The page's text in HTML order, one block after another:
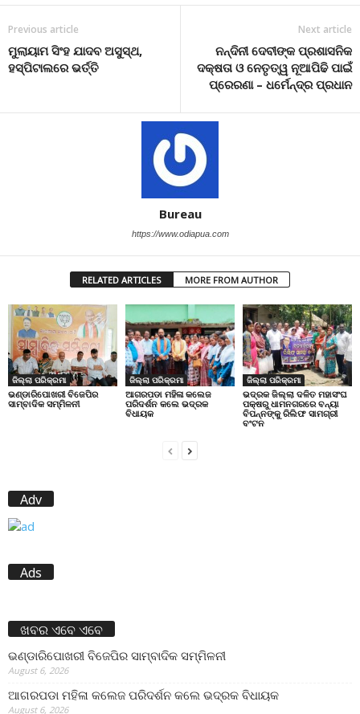
Previous article
ମୁଲାୟାମ ସିଂହ ଯାଦବ ଅସୁସ୍ଥ,
ହସ୍ପିଟାଲରେ ଭର୍ତ୍ତି
Next article
ନନ୍ଦିନୀ ଦେବୀଙ୍କ ପ୍ରଶାସନିକ
ଦକ୍ଷତା ଓ ନେତୃତ୍ୱ ନୂଆପିଢି ପାଇଁ
ପ୍ରେରଣା – ଧର୍ମେନ୍ଦ୍ର ପ୍ରଧାନ
Bureau
https://www.odiapua.com
RELATED ARTICLES MORE FROM AUTHOR
ଜିଲ୍ଲା ପରିକ୍ରମା
ଭଣ୍ଡାରିପୋଖରୀ ବିଜେପିର
ସାମ୍ବାଦିକ ସମ୍ମିଳନୀ
ଜିଲ୍ଲା ପରିକ୍ରମା
ଆଗରପଡା ମହିଳା କଲେଜ
ପରିଦର୍ଶନ କଲେ ଭଦ୍ରକ
ବିଧାୟକ
ଜିଲ୍ଲା ପରିକ୍ରମା
ଭଦ୍ରକ ଜିଲ୍ଲା ଦଳିତ ମହାସଂଘ
ପକ୍ଷରୁ ଧାମନଗରରେ ବନ୍ୟା
ବିପନ୍ନଙ୍କୁ ରିଲିଫ ସାମଗ୍ରୀ
ବଂଟନ
Adv
Ads
ଖବର ଏବେ ଏବେ
ଭଣ୍ଡାରିପୋଖରୀ ବିଜେପିର ସାମ୍ବାଦିକ ସମ୍ମିଳନୀ
August 6, 2026
ଆଗରପଡା ମହିଳା କଲେଜ ପରିଦର୍ଶନ କଲେ ଭଦ୍ରକ ବିଧାୟକ
August 6, 2026